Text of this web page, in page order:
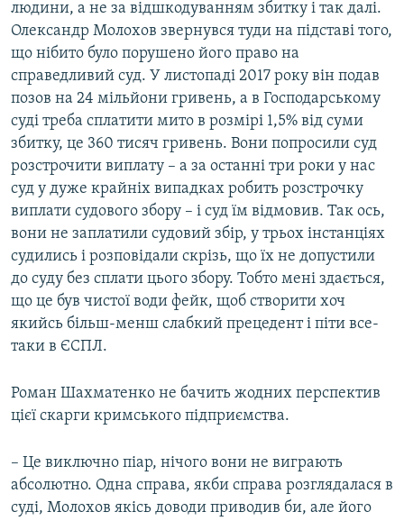
людини, а не за відшкодуванням збитку і так далі.
Олександр Молохов звернувся туди на підставі того,
що нібито було порушено його право на
справедливий суд. У листопаді 2017 року він подав
позов на 24 мільйони гривень, а в Господарському
суді треба сплатити мито в розмірі 1,5% від суми
збитку, це 360 тисяч гривень. Вони попросили суд
розстрочити виплату – а за останні три роки у нас
суд у дуже крайніх випадках робить розстрочку
виплати судового збору – і суд їм відмовив. Так ось,
вони не заплатили судовий збір, у трьох інстанціях
судились і розповідали скрізь, що їх не допустили
до суду без сплати цього збору. Тобто мені здається,
що це був чистої води фейк, щоб створити хоч
якийсь більш-менш слабкий прецедент і піти все-
таки в ЄСПЛ.
Роман Шахматенко не бачить жодних перспектив
цієї скарги кримського підприємства.
– Це виключно піар, нічого вони не виграють
абсолютно. Одна справа, якби справа розглядалася в
суді, Молохов якісь доводи приводив би, але його